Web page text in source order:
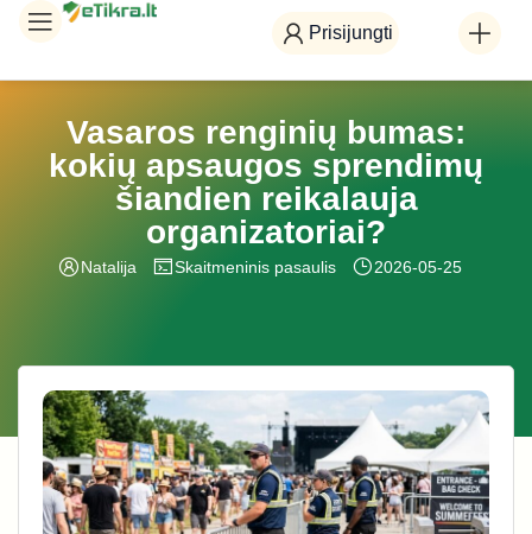
Prisijungti
Vasaros renginių bumas:
kokių apsaugos sprendimų
šiandien reikalauja
organizatoriai?
Natalija Skaitmeninis pasaulis 2026-05-25